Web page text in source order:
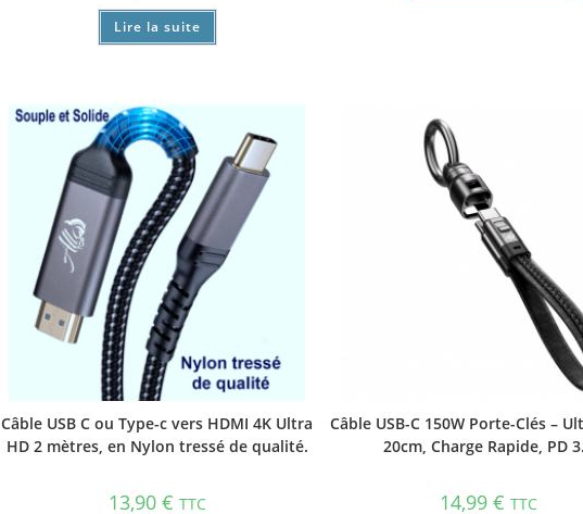
Lire la suite
Câble USB C ou Type-c vers HDMI 4K Ultra
HD 2 mètres, en Nylon tressé de qualité.
13,90 € TTC
Câble USB-C 150W Porte-Clés –
20cm, Charge Rapide, PD
14,99 € TTC